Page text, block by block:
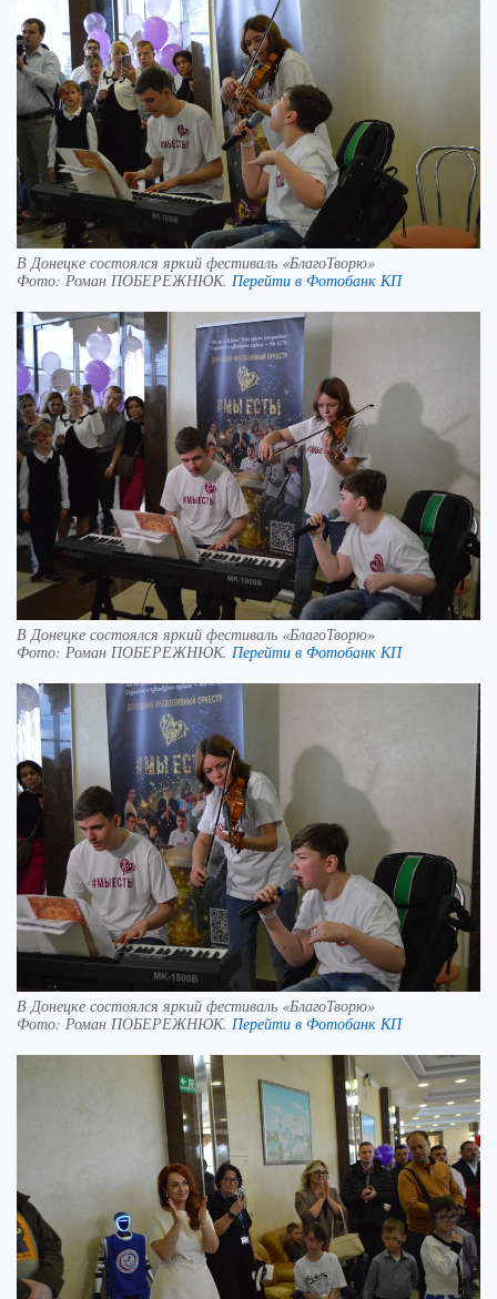
В Донецке состоялся яркий фестиваль «БлагоТворю»
Фото: Роман ПОБЕРЕЖНЮК. Перейти в Фотобанк КП
В Донецке состоялся яркий фестиваль «БлагоТворю»
Фото: Роман ПОБЕРЕЖНЮК. Перейти в Фотобанк КП
В Донецке состоялся яркий фестиваль «БлагоТворю»
Фото: Роман ПОБЕРЕЖНЮК. Перейти в Фотобанк КП